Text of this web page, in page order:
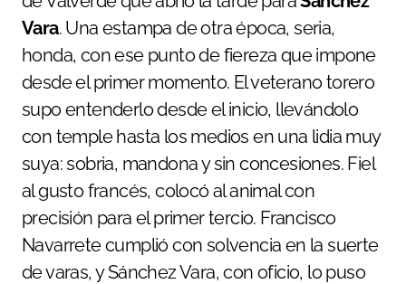
Vara. Una estampa de otra época, seria,
honda, con ese punto de fiereza que impone
desde el primer momento. El veterano torero
supo entenderlo desde el inicio, llevándolo
con temple hasta los medios en una lidia muy
suya: sobria, mandona y sin concesiones. Fiel
al gusto francés, colocó al animal con
precisión para el primer tercio. Francisco
Navarrete cumplió con solvencia en la suerte
de varas, y Sánchez Vara, con oficio, lo puso